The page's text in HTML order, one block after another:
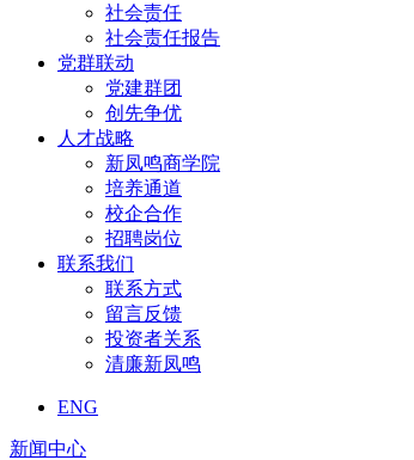
社会责任
社会责任报告
党群联动
党建群团
创先争优
人才战略
新凤鸣商学院
培养通道
校企合作
招聘岗位
联系我们
联系方式
留言反馈
投资者关系
清廉新凤鸣
ENG
新闻中心